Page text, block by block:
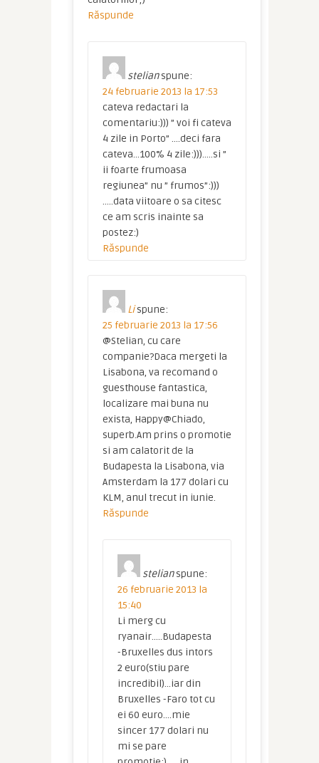
Răspunde
stelian spune:
24 februarie 2013 la 17:53
cateva redactari la
comentariu:))) ” voi fi cateva
4 zile in Porto” ….deci fara
cateva…100% 4 zile:)))…..si ”
ii foarte frumoasa
regiunea” nu ” frumos”:)))
…..data viitoare o sa citesc
ce am scris inainte sa
postez:)
Răspunde
Li spune:
25 februarie 2013 la 17:56
@Stelian, cu care
companie?Daca mergeti la
Lisabona, va recomand o
guesthouse fantastica,
localizare mai buna nu
exista, Happy@Chiado,
superb.Am prins o promotie
si am calatorit de la
Budapesta la Lisabona, via
Amsterdam la 177 dolari cu
KLM, anul trecut in iunie.
Răspunde
stelian spune:
26 februarie 2013 la
15:40
Li merg cu
ryanair…..Budapesta
-Bruxelles dus intors
2 euro(stiu pare
incredibil)…iar din
Bruxelles -Faro tot cu
ei 60 euro….mie
sincer 177 dolari nu
mi se pare